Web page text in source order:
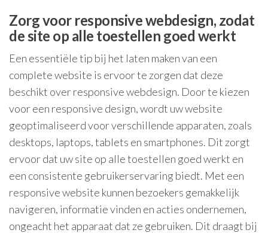
Zorg voor responsive webdesign, zodat
de site op alle toestellen goed werkt
Een essentiële tip bij het laten maken van een
complete website is ervoor te zorgen dat deze
beschikt over responsive webdesign. Door te kiezen
voor een responsive design, wordt uw website
geoptimaliseerd voor verschillende apparaten, zoals
desktops, laptops, tablets en smartphones. Dit zorgt
ervoor dat uw site op alle toestellen goed werkt en
een consistente gebruikerservaring biedt. Met een
responsive website kunnen bezoekers gemakkelijk
navigeren, informatie vinden en acties ondernemen,
ongeacht het apparaat dat ze gebruiken. Dit draagt bij